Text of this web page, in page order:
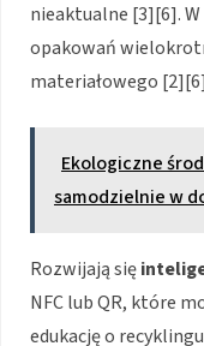
nieaktualne [3][6].
opakowań
materiałowego
Ekologiczne
samodzielnie w
Rozwijają się
NFC lub QR, które
edukację o